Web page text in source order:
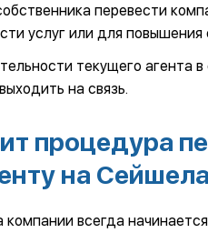
перевести
услуг или для повышения
текущего агента
на связь.
процедура
на
всегда